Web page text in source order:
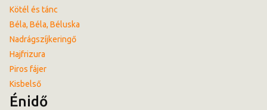
Kötél és tánc
Béla, Béla, Béluska
Nadrágszíjkeringő
Hajfrizura
Piros fájer
Kisbelső
Énidő